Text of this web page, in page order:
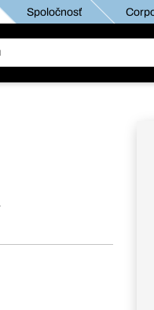
Spoločnosť